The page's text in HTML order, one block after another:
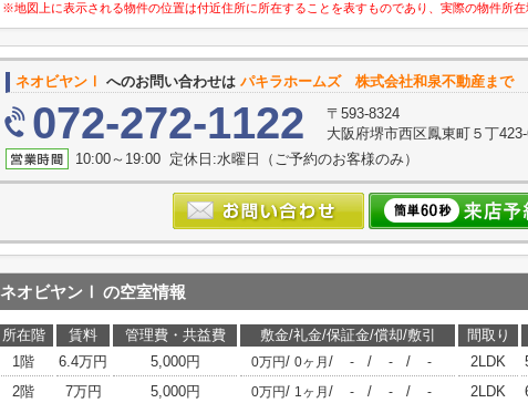
※地図上に表示される物件の位置は付近住所に所在することを表すものであり、実際の物件所在
ネオビヤンⅠ へのお問い合わせは パキラホームズ 株式会社和泉不動産まで
072-272-1122
〒593-8324
大阪府堺市西区鳳東町５丁
10:00～19:00 定休日:水曜日（ご予約のお客様のみ）
ネオビヤンⅠ の空室情報
所在階 賃料 管理費・共益費 敷金/礼金/保証金/償却/敷引 間取り
1階
6.4万円 5,000円 0万円/ 0ヶ月 / - / - / - 2LDK
2階
7万円 5,000円 0万円/ 1ヶ月 / - / - / - 2LDK